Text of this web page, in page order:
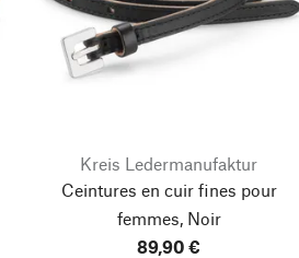
Kreis Ledermanufaktur
Ceintures en cuir fines pour
femmes, Noir
89,90 €